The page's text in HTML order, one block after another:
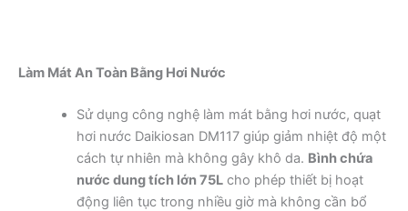
Làm Mát An Toàn Bằng Hơi Nước
Sử dụng công nghệ làm mát bằng hơi nước, quạt
hơi nước Daikiosan DM117 giúp giảm nhiệt độ một
cách tự nhiên mà không gây khô da. Bình chứa
nước dung tích lớn 75Lcho phép thiết bị hoạt
động liên tục trong nhiều giờ mà không cần bổ